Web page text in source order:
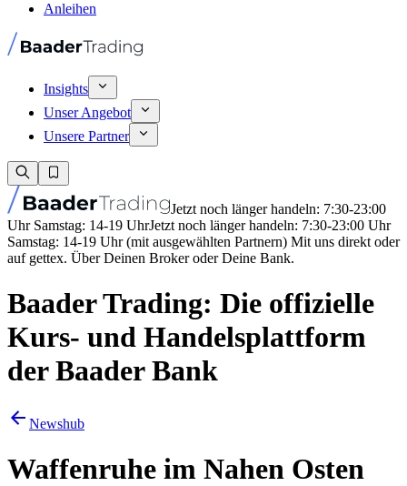
Anleihen
Insights
Unser Angebot
Unsere Partner
Jetzt noch länger handeln: 7:30-23:00
Uhr Samstag: 14-19 UhrJetzt noch länger handeln: 7:30-23:00 Uhr
Samstag: 14-19 Uhr (mit ausgewählten Partnern) Mit uns direkt oder
auf gettex. Über Deinen Broker oder Deine Bank.
Baader Trading: Die offizielle
Kurs- und Handelsplattform
der Baader Bank
Newshub
Waffenruhe im Nahen Osten